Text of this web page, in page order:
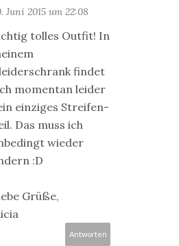
Juni 2015 um 22:08
tolles Outfit! In
findet
momentan leider
einziges Streifen-
Das muss ich
wieder
:D
Grüße,
Antworten